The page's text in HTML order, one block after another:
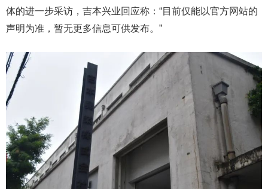
体的进一步采访，吉本兴业回应称：“目前仅能以官方网站的
声明为准，暂无更多信息可供发布。”